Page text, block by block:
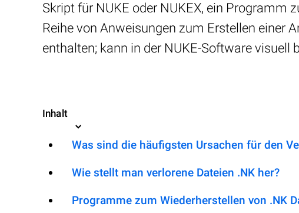
Skript für NUKE oder NUKEX, ein
Reihe von Anweisungen zum Erstellen einer
enthalten; kann in der NUKE-Software
Inhalt
Was sind die häufigsten Ursachen für den
Wie stellt man verlorene Dateien .NK her?
Programme zum Wiederherstellen von .NK